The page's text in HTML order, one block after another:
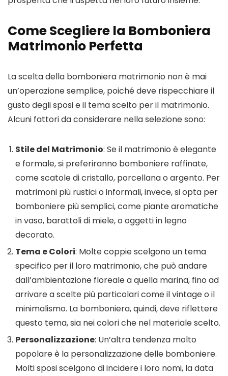
Come Scegliere la Bomboniera
Matrimonio Perfetta
La scelta della bomboniera matrimonio non è mai
un’operazione semplice, poiché deve rispecchiare il
gusto degli sposi e il tema scelto per il matrimonio.
Alcuni fattori da considerare nella selezione sono:
Stile del Matrimonio: Se il matrimonio è elegante
e formale, si preferiranno bomboniere raffinate,
come scatole di cristallo, porcellana o argento. Per
matrimoni più rustici o informali, invece, si opta per
bomboniere più semplici, come piante aromatiche
in vaso, barattoli di miele, o oggetti in legno
decorato.
Tema e Colori: Molte coppie scelgono un tema
specifico per il loro matrimonio, che può andare
dall’ambientazione floreale a quella marina, fino ad
arrivare a scelte più particolari come il vintage o il
minimalismo. La bomboniera, quindi, deve riflettere
questo tema, sia nei colori che nel materiale scelto.
Personalizzazione: Un’altra tendenza molto
popolare è la personalizzazione delle bomboniere.
Molti sposi scelgono di incidere i loro nomi, la data